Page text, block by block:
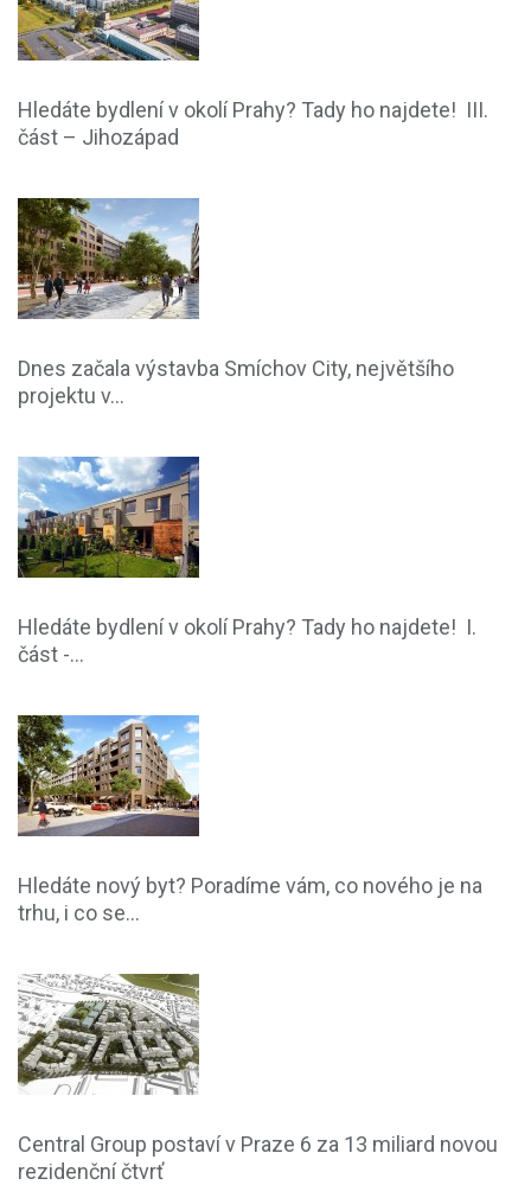
Hledáte bydlení v okolí Prahy? Tady ho najdete! III.
část – Jihozápad
Dnes začala výstavba Smíchov City, největšího
projektu v...
Hledáte bydlení v okolí Prahy? Tady ho najdete! I.
část -...
Hledáte nový byt? Poradíme vám, co nového je na
trhu, i co se...
Central Group postaví v Praze 6 za 13 miliard novou
rezidenční čtvrť